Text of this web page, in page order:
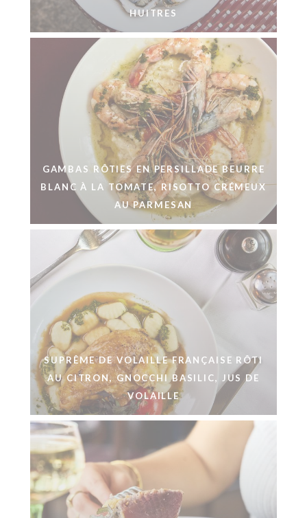
HUITRES
GAMBAS RÔTIES EN PERSILLADE BEURRE
BLANC À LA TOMATE, RISOTTO CRÉMEUX
AU PARMESAN
SUPRÊME DE VOLAILLE FRANÇAISE RÔTI
AU CITRON, GNOCCHI BASILIC, JUS DE
VOLAILLE